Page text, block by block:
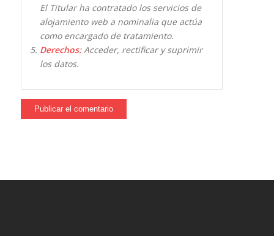
El Titular ha contratado los servicios de
alojamiento web a nominalia que actúa
como encargado de tratamiento.
Derechos:Acceder, rectificar y suprimir
los datos.